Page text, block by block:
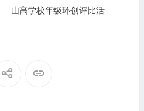
山高学校年级环创评比活动